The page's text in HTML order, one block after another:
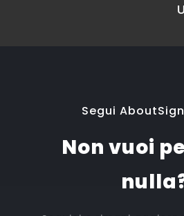
Segui
Non vuoi